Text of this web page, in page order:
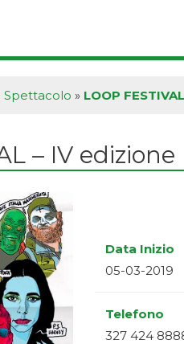
Spettacolo » LOOP
– IV edizione
Data Inizio
05-03-2019
Telefono
327 424